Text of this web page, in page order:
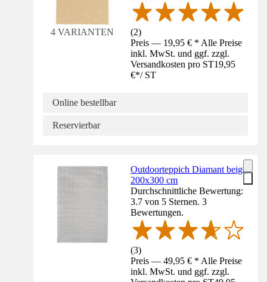
4 VARIANTEN (2)
Preis — 19,95 € * Alle Preise
inkl. MwSt. und ggf. zzgl.
Versandkosten pro ST19,95
€*/ ST
Online bestellbar
Reservierbar
Outdoorteppich Diamant beige
200x300 cm
Durchschnittliche Bewertung:
3.7 von 5 Sternen. 3
Bewertungen.
(3)
Preis — 49,95 € * Alle Preise
inkl. MwSt. und ggf. zzgl.